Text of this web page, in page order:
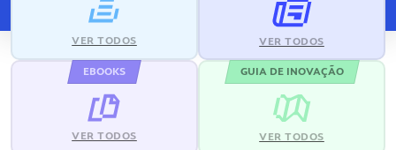
VER TODOS VER TODOS
EBOOKS
VER TODOS
GUIA DE INOVAÇÃO
VER TODOS